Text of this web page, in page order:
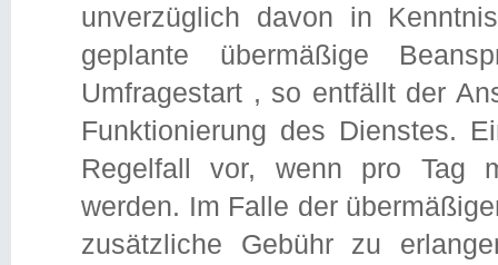
unverzüglich davon in
geplante übermäßige
Umfragestart , so entfällt der
Funktionierung des Dienstes.
Regelfall vor, wenn pro Tag
werden. Im Falle der
zusätzliche Gebühr zu